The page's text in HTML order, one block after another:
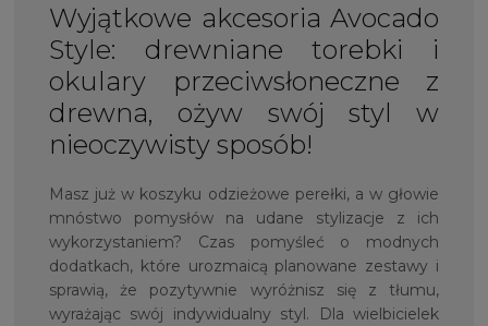
Wyjątkowe akcesoria Avocado
Style: drewniane torebki i
okulary przeciwsłoneczne z
drewna, ożyw swój styl w
nieoczywisty sposób!
Masz już w koszyku odzieżowe perełki, a w głowie
mnóstwo pomysłów na udane stylizacje z ich
wykorzystaniem? Czas pomyśleć o modnych
dodatkach, które urozmaicą planowane zestawy i
sprawią, że pozytywnie wyróżnisz się z tłumu,
wyrażając swój indywidualny styl. Dla wielbicielek